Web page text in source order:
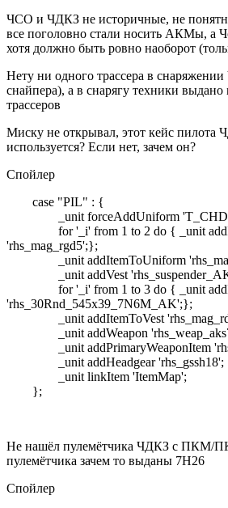
ЧСО и ЧДКЗ не историчные, не
все поголовно стали носить АКМы,
хотя должно быть ровно наоборот
Нету ни одного трассера в
снайпера), а в снарягу техники выдано
трассеров
Миску не открывал, этот кейс пилота
используется? Если нет, зачем он?
Спойлер
case "PIL" : {
_unit forceAddUniform
for '_i' from 1 to 2 do { _unit
'rhs_mag_rgd5';};
_unit addItemToUniform
_unit addVest
for '_i' from 1 to 3 do { _unit
'rhs_30Rnd_545x39_7N6M_AK';};
_unit addItemToVest
_unit addWeapon
_unit addPrimaryWeaponItem
_unit addHeadgear 'rhs_gssh18';
_unit linkItem
};
Не нашёл пулемётчика ЧДКЗ с ПКМ/
пулемётчика зачем то выданы 7Н26
Спойлер